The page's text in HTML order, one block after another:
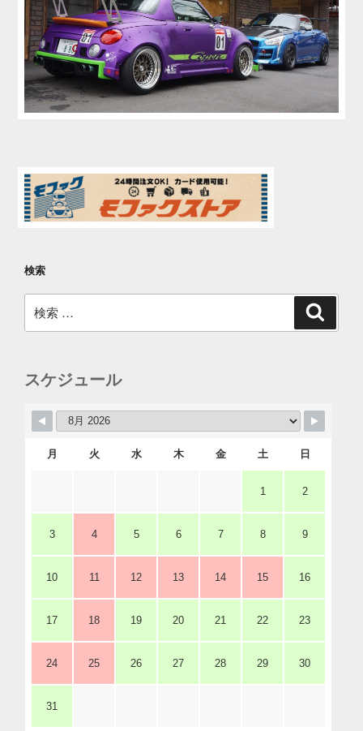
検索
索:
スケジュール
月 火 水 木 金 土 日
1 2
3 4 5 6 7 8 9
10 11 12 13 14 15 16
17 18 19 20 21 22 23
24 25 26 27 28 29 30
31